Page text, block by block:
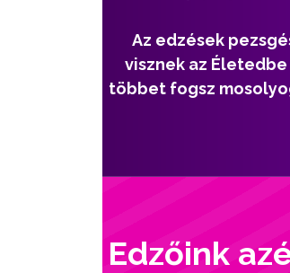
Az edzések
visznek az Életedbe
többet fogsz
Edzőink